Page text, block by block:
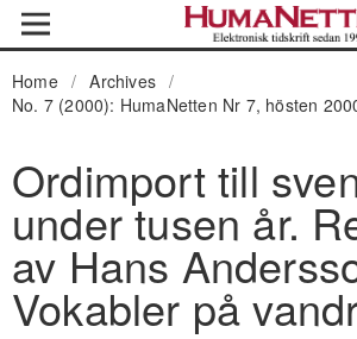
Home / Archives /
No. 7 (2000): HumaNetten Nr 7, hösten
Ordimport till
under tusen år.
av Hans
Vokabler på